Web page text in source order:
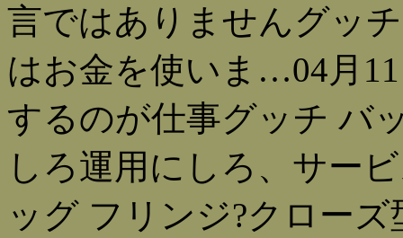
言ではありませんグッ
はお金を使いま…04月
するのが仕事グッチ バ
しろ運用にしろ、サー
ッグ フリンジ?クロー